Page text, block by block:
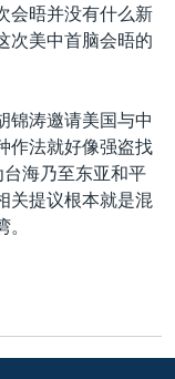
会晤并没有什么新
次美中首脑会晤的
锦涛邀请美国与中
作法就好像强盗找
台海乃至东亚和平
关提议根本就是混